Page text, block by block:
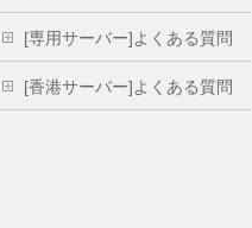
[専用サーバー]よくある質問
[香港サーバー]よくある質問